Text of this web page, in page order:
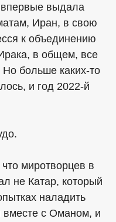
выдала
Иран, в свою
к объединению
в общем, все
больше каких-то
и год 2022-й
миротворцев в
не Катар, который
наладить
с Оманом, и